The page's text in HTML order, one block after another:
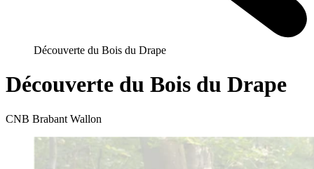
Découverte du Bois du Drape
Découverte du Bois du Drape
CNB Brabant Wallon